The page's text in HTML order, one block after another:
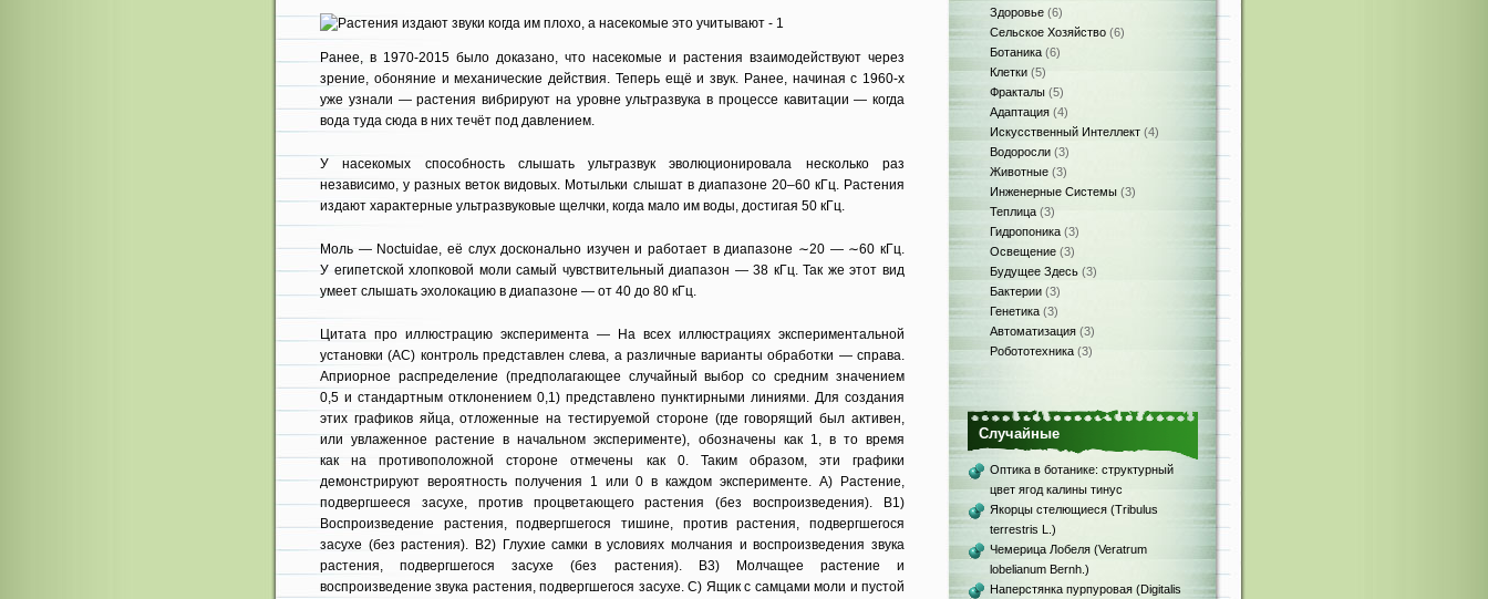
Ранее, в 1970-2015 было доказано, что насекомые и растения взаимодействуют через
зрение, обоняние и механические действия. Теперь ещё и звук. Ранее, начиная с 1960-х
уже узнали — растения вибрируют на уровне ультразвука в процессе кавитации — когда
вода туда сюда в них течёт под давлением.
У насекомых способность слышать ультразвук эволюционировала несколько раз
независимо, у разных веток видовых. Мотыльки слышат в диапазоне 20–60 кГц. Растения
издают характерные ультразвуковые щелчки, когда мало им воды, достигая 50 кГц.
Моль — Noctuidae, её слух досконально изучен и работает в диапазоне ∼20 — ∼60 кГц.
У египетской хлопковой моли самый чувствительный диапазон — 38 кГц. Так же этот вид
умеет слышать эхолокацию в диапазоне — от 40 до 80 кГц.
Цитата про иллюстрацию эксперимента — На всех иллюстрациях экспериментальной
установки (AC) контроль представлен слева, а различные варианты обработки — справа.
Априорное распределение (предполагающее случайный выбор со средним значением
0,5 и стандартным отклонением 0,1) представлено пунктирными линиями. Для создания
этих графиков яйца, отложенные на тестируемой стороне (где говорящий был активен,
или увлаженное растение в начальном эксперименте), обозначены как 1, в то время
как на противоположной стороне отмечены как 0. Таким образом, эти графики
демонстрируют вероятность получения 1 или 0 в каждом эксперименте. A) Растение,
подвергшееся засухе, против процветающего растения (без воспроизведения). B1)
Воспроизведение растения, подвергшегося тишине, против растения, подвергшегося
засухе (без растения). B2) Глухие самки в условиях молчания и воспроизведения звука
растения, подвергшегося засухе (без растения). B3) Молчащее растение и
воспроизведение звука растения, подвергшегося засухе. C) Ящик с самцами моли и пустой
Здоровье (6)
Сельское Хозяйство (6)
Ботаника (6)
Клетки (5)
Фракталы (5)
Адаптация (4)
Искусственный Интеллект (4)
Водоросли (3)
Животные (3)
Инженерные Системы (3)
Теплица (3)
Гидропоника (3)
Освещение (3)
Будущее Здесь (3)
Бактерии (3)
Генетика (3)
Автоматизация (3)
Робототехника (3)
Случайные
Оптика в ботанике: структурный
цвет ягод калины тинус
Якорцы стелющиеся (Tribulus
terrestris L.)
Чемерица Лобеля (Veratrum
lobelianum Bernh.)
Наперстянка пурпуровая (Digitalis